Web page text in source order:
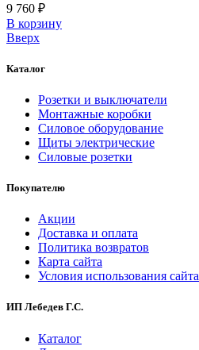
9 760 ₽
В корзинy
Вверх
Каталог
Розетки и выключатели
Монтажные коробки
Силовое оборудование
Щиты электрические
Силовые розетки
Покупателю
Акции
Доставка и оплата
Политика возвратов
Карта сайта
Условия использования сайта
ИП Лебедев Г.С.
Каталог